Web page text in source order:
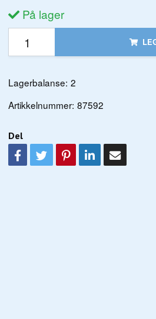
På lager
Lagerbalanse: 2
Artikkelnummer: 87592
Del